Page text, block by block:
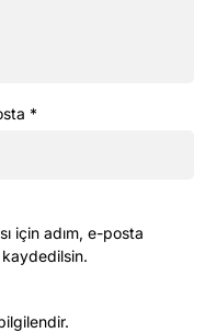
*
için adım, e-posta